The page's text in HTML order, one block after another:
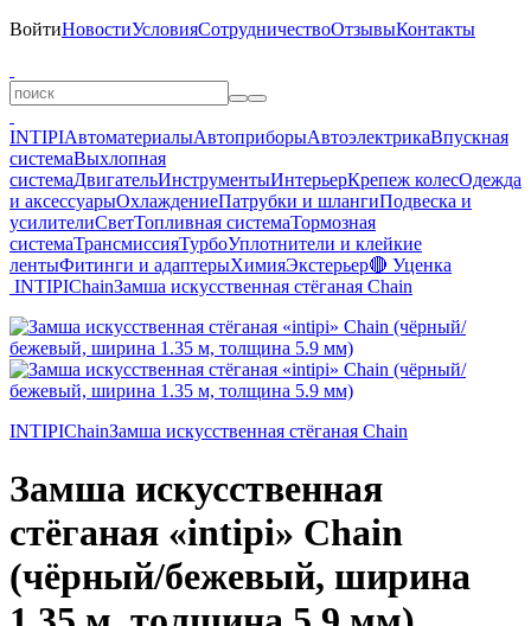
ВойтиНовостиУсловияСотрудничествоОтзывыКонтакты
INTIPIАвтоматериалыАвтоприборыАвтоэлектрикаВпускная
системаВыхлопная
системаДвигательИнструментыИнтерьерКрепеж колесОдежда
и аксессуарыОхлаждениеПатрубки и шлангиПодвеска и
усилителиСветТопливная системаТормозная
системаТрансмиссияТурбоУплотнители и клейкие
лентыФитинги и адаптерыХимияЭкстерьер🔴 Уценка
INTIPIChainЗамша искусственная стёганая Chain
INTIPIChainЗамша искусственная стёганая Chain
Замша искусственная
стёганая «intipi» Chain
(чёрный/бежевый, ширина